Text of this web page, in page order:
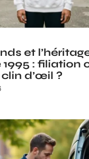
et
1995 : filiation
d’œil ?